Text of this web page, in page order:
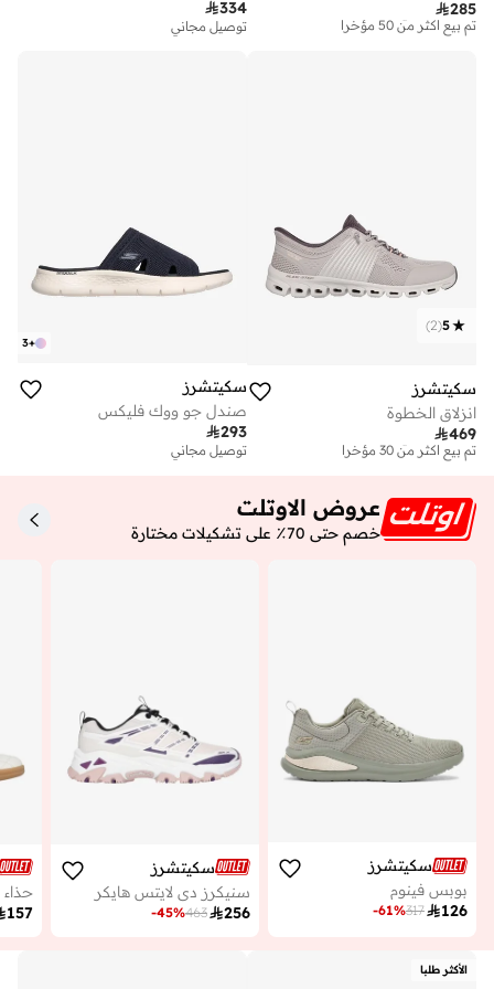
285
توصيل مجاني
تم بيع أكثر من 50 مؤخرا
334
توصيل مجاني
5
(
2
)
سكيتشرز
انزلاق الخطوة
469
توصيل مجاني
تم بيع أكثر من 30 مؤخرا
توصيل مجاني
+
3
سكيتشرز
صندل جو ووك فليكس
293
توصيل مجاني
عروض الاوتلت
خصم حتى 70٪ على تشكيلات مختارة
سكيتشرز
بوبس فينوم
126
317
-61%
سكيتشرز
سنيكرز دي لايتس هايكر
256
463
-45%
157
الأكثر طلبا